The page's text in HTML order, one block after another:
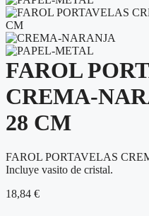
FAROL
CREMA-
28 CM
FAROL PORTAVELAS
Incluye vasito de cristal.
18,84 €